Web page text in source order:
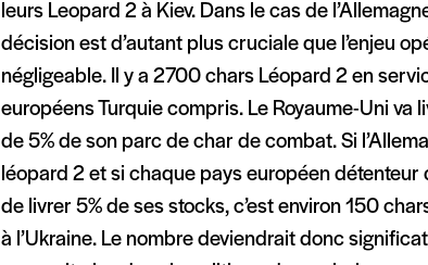
leurs Leopard 2 à Kiev. Dans le cas de
décision est d’autant plus cruciale que l’enjeu
négligeable. Il y a 2700 chars Léopard 2 en
européens Turquie compris. Le Royaume-Uni va
de 5% de son parc de char de combat. Si
léopard 2 et si chaque pays européen
de livrer 5% de ses stocks, c’est environ 150
à l’Ukraine. Le nombre deviendrait donc